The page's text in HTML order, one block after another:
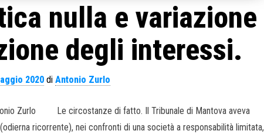
nulla e variazione
degli interessi.
2020di Antonio Zurlo
Zurlo Le circostanze di fatto. Il Tribunale di Mantova aveva
ricorrente), nei confronti di una società a responsabilità limitata,